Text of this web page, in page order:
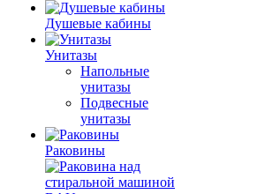
Душевые кабины
Унитазы
Напольные
унитазы
Подвесные
унитазы
Раковины